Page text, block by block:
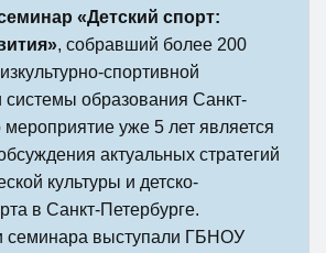
«Детский спорт:
, собравший более 200
спортивной
системы образования Санкт-
мероприятие уже 5 лет является
актуальных стратегий
культуры и детско-
в Санкт-Петербурге.
семинара выступали ГБНОУ